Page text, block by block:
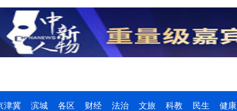
津冀 滨城 各区 财经 法治 文旅 科教 民生 健康